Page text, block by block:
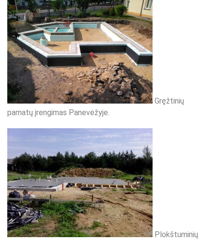
Gręžtinių
pamatų įrengimas Panevėžyje.
Plokštuminių